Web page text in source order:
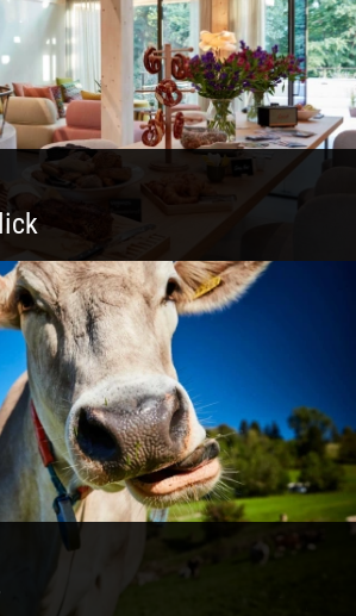
für das Designhotel in Bad